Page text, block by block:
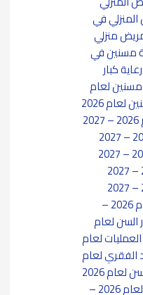
في
منزلي
مسنين في
كبار
لعام
افضل رعاية دار مسنين لعام 2026
خدمات مكاتب التمريض المنزلي لعام 2026 –
السن لعام
لعام
الفقري لعام
علاج طبيعي لكبار السن لعام 2026
أفضل دكتور علاج طبيعي لعام 2026 –